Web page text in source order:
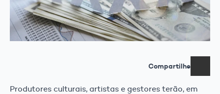
Compartilhe
Produtores culturais, artistas e gestores terão, em